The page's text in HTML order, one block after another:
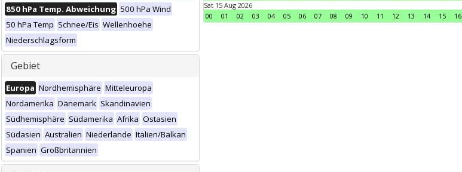
850 hPa Temp. Abweichung 500 hPa Wind
50 hPa Temp Schnee/Eis Wellenhoehe
Niederschlagsform
Gebiet
Europa Nordhemisphäre Mitteleuropa
Nordamerika Dänemark Skandinavien
Südhemisphäre Südamerika Afrika Ostasien
Südasien Australien Niederlande Italien/Balkan
Spanien Großbritannien
Sat 15 Aug 2026
00
01 02 03 04 05 06 07 08 09 10 11 12 13 14 15 16